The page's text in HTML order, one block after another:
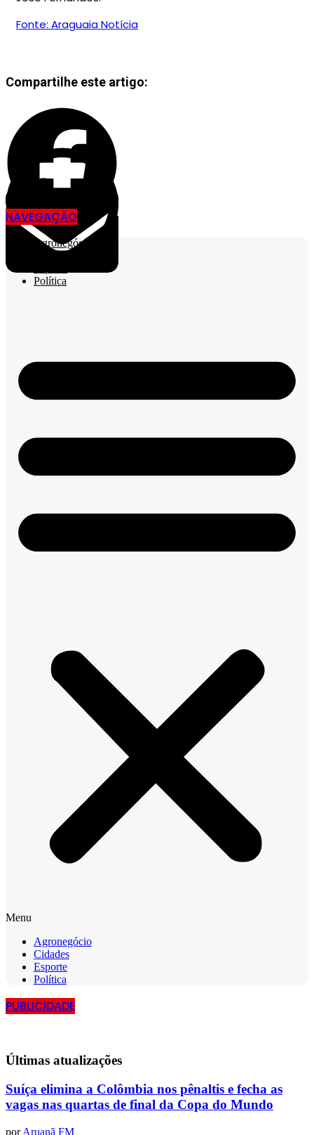
Fonte: Araguaia Notícia
Compartilhe este artigo:
NAVEGAÇÃO
Agronegócio
Política
Menu
Agronegócio
Cidades
Esporte
Política
PUBLICIDADE
Últimas atualizações
Suíça elimina a Colômbia nos pênaltis e fecha as
vagas nas quartas de final da Copa do Mundo
por Aruanã FM